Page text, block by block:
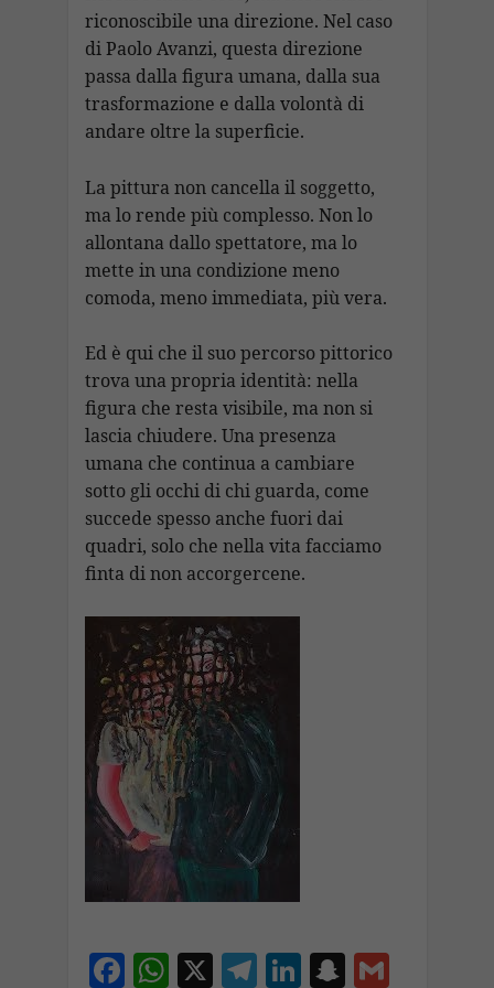
riconoscibile una direzione. Nel caso
di Paolo Avanzi, questa direzione
passa dalla figura umana, dalla sua
trasformazione e dalla volontà di
andare oltre la superficie.
La pittura non cancella il soggetto,
ma lo rende più complesso. Non lo
allontana dallo spettatore, ma lo
mette in una condizione meno
comoda, meno immediata, più vera.
Ed è qui che il suo percorso pittorico
trova una propria identità: nella
figura che resta visibile, ma non si
lascia chiudere. Una presenza
umana che continua a cambiare
sotto gli occhi di chi guarda, come
succede spesso anche fuori dai
quadri, solo che nella vita facciamo
finta di non accorgercene.
F W X T Li S G